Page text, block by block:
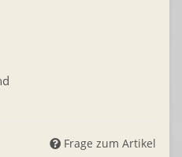
Frage zum Artikel